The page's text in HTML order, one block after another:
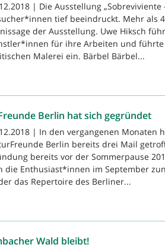
| Die Ausstellung
tief beeindruckt. Mehr als
der Ausstellung. Uwe Hiksch
für ihre Arbeiten und
Malerei ein. Bärbel Bärbel...
Berlin hat sich gegründet
| In den vergangenen Monaten
Berlin bereits drei Mail
bereits vor der Sommerpause
die Enthusiast*innen im September
das Repertoire des Berliner...
Wald bleibt!